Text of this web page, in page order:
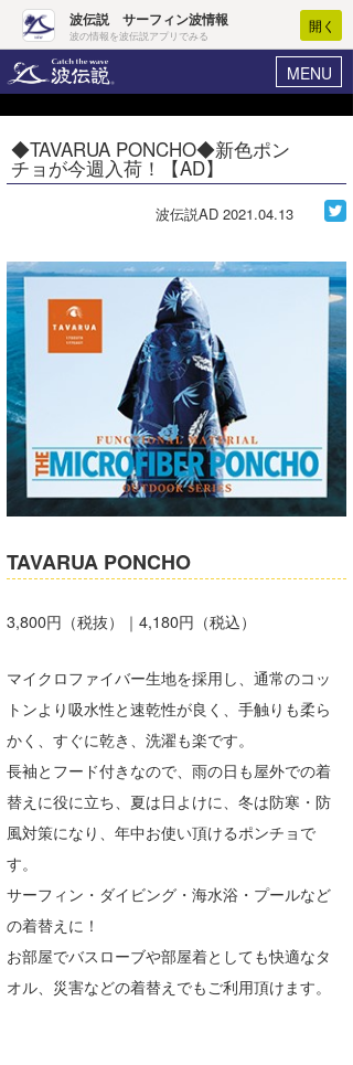
波伝説 サーフィン波情報
波の情報を波伝説アプリでみる
開く
MENU
ヘルプ マイホーム
ログイン
WAVE HUNTER 波予想ツール
気象情報
サーフィンエリアガイド
会員メニュー
今月のプレゼント
◆TAVARUA PONCHO◆新色ポン
チョが今週入荷！【AD】
波伝説AD 2021.04.13
TAVARUA PONCHO
3,800円（税抜）｜4,180円（税込）
マイクロファイバー生地を採用し、通常のコッ
トンより吸水性と速乾性が良く、手触りも柔ら
かく、すぐに乾き、洗濯も楽です。
長袖とフード付きなので、雨の日も屋外での着
替えに役に立ち、夏は日よけに、冬は防寒・防
風対策になり、年中お使い頂けるポンチョで
す。
サーフィン・ダイビング・海水浴・プールなど
の着替えに！
お部屋でバスローブや部屋着としても快適なタ
オル、災害などの着替えでもご利用頂けます。
Core Surf Japan
アート＆エンタメ
コラム
ショップ情報
ショップ情報
湘南
千葉北
大阪
四国
沖縄
ウラナミ
お知らせ
その他
サーファーズ